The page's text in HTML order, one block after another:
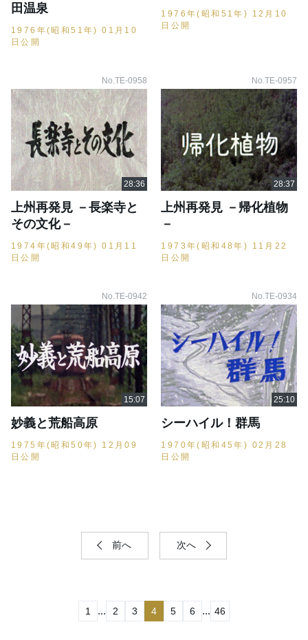
田温泉
1976年(昭和51年) 01月10
日公開
1976年(昭和51年) 12月10
日公開
No.TE-0958
上州再発見 －長楽寺と
その文化－
1974年(昭和49年) 01月11
日公開
No.TE-0957
上州再発見 －帰化植物
－
1973年(昭和48年) 11月22
日公開
No.TE-0942
妙義と荒船高原
1975年(昭和50年) 12月09
日公開
No.TE-0934
シーハイル！群馬
1970年(昭和45年) 02月28
日公開
前へ 次へ
1 ... 2 3 4 5 6 ... 46